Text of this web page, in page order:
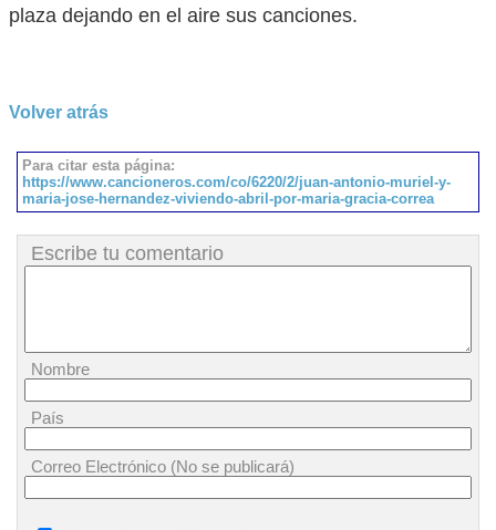
plaza dejando en el aire sus canciones.
Volver atrás
Para citar esta página:
https://www.cancioneros.com/co/6220/2/juan-antonio-muriel-y-
maria-jose-hernandez-viviendo-abril-por-maria-gracia-correa
Escribe tu comentario
Nombre
País
Correo Electrónico (No se publicará)